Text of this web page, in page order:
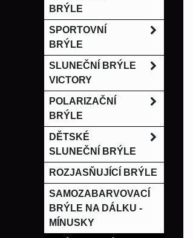
BRÝLE
SPORTOVNÍ
BRÝLE
SLUNEČNÍ BRÝLE
VICTORY
POLARIZAČNÍ
BRÝLE
DĚTSKÉ
SLUNEČNÍ BRÝLE
ROZJASŇUJÍCÍ BRÝLE
SAMOZABARVOVACÍ
BRÝLE NA DÁLKU -
MÍNUSKY